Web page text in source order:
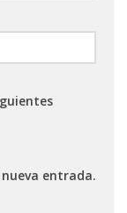
entrada.